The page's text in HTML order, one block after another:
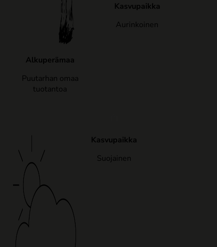
Alkuperämaa
Puutarhan omaa
tuotantoa
Kasvupaikka
Aurinkoinen
Kasvupaikka
Suojainen